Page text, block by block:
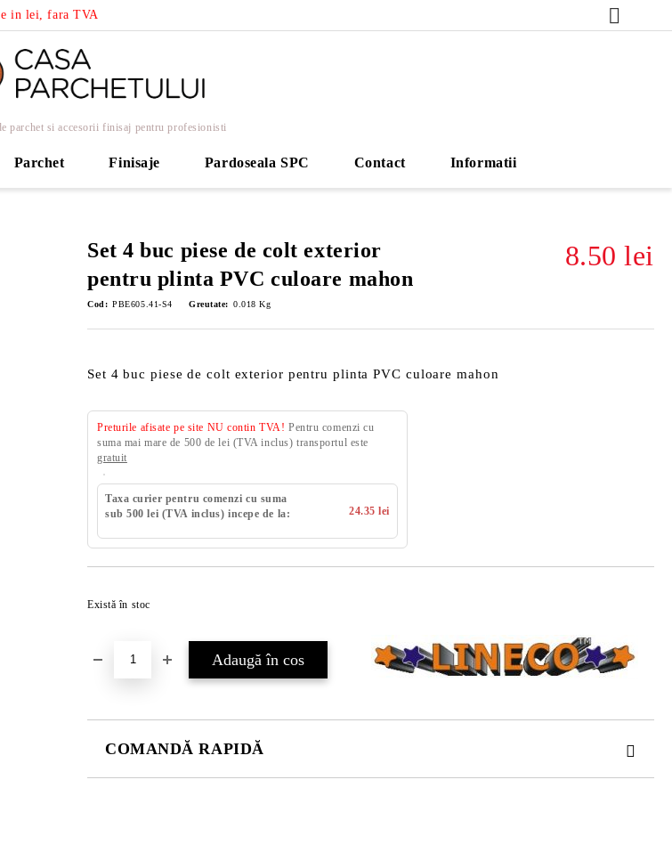
in lei, fara TVA
parchet si accesorii finisaj pentru profesionisti
Parchet Finisaje Pardoseala SPC Contact Informatii
Set 4 buc piese de colt exterior
pentru plinta PVC culoare mahon
8.50 lei
Cod: PBE605.41-S4 Greutate: 0.018 Kg
Set 4 buc piese de colt exterior pentru plinta PVC culoare mahon
Preturile afisate pe site NU contin TVA! Pentru comenzi cu
suma mai mare de 500 de lei (TVA inclus) transportul este
gratuit
Taxa curier pentru comenzi cu suma
sub 500 lei (TVA inclus) incepe de la:
24.35 lei
Există în stoc
COMANDĂ RAPIDĂ